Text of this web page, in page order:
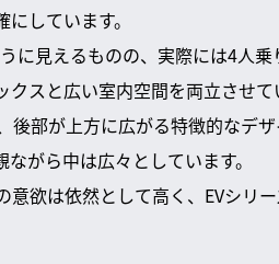
しています。
に見えるものの、実際には4人乗
スと広い室内空間を両立させて
部が上方に広がる特徴的なデ
がら中は広々としています。
意欲は依然として高く、EVシリ